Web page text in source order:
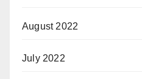
August 2022
July 2022